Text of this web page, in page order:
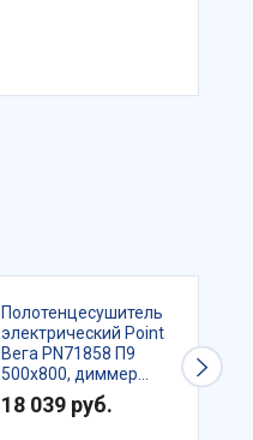
Полотенцесушитель
электрический Point
Вега PN71858 П9
500x800, диммер
справа, хром
18 039 руб.